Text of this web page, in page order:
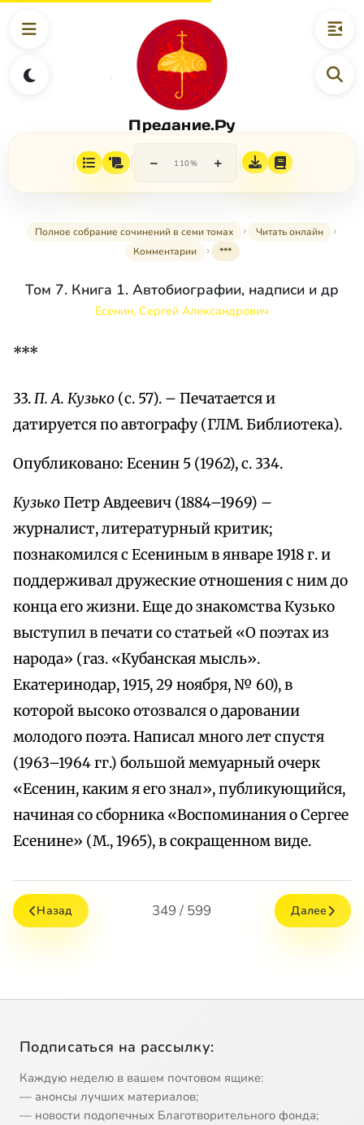
Предание.Ру
− 110% +
Полное собрание сочинений в семи томах
Читать онлайн
Комментарии
***
Том 7. Книга 1. Автобиографии, надписи и др
Есенин, Сергей Александрович
***
33.П. А. Кузько (с. 57). – Печатается и
датируется по автографу (ГЛМ. Библиотека).
Опубликовано: Есенин 5 (1962), с. 334.
КузькоПетр Авдеевич (1884–1969) –
журналист, литературный критик;
познакомился с Есениным в январе 1918 г. и
поддерживал дружеские отношения с ним до
конца его жизни. Еще до знакомства Кузько
выступил в печати со статьей «О поэтах из
народа» (газ. «Кубанская мысль».
Екатеринодар, 1915, 29 ноября, № 60), в
которой высоко отозвался о даровании
молодого поэта. Написал много лет спустя
(1963–1964 гг.) большой мемуарный очерк
«Есенин, каким я его знал», публикующийся,
начиная со сборника «Воспоминания о Сергее
Есенине» (М., 1965), в сокращенном виде.
Назад 349 / 599 Далее
Подписаться на рассылку:
Каждую неделю в вашем почтовом ящике:
— анонсы лучших материалов;
— новости подопечных Благотворительного фонда;